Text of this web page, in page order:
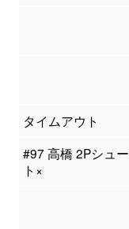
タイムアウト
#97 高橋 2Pシュー
ト×